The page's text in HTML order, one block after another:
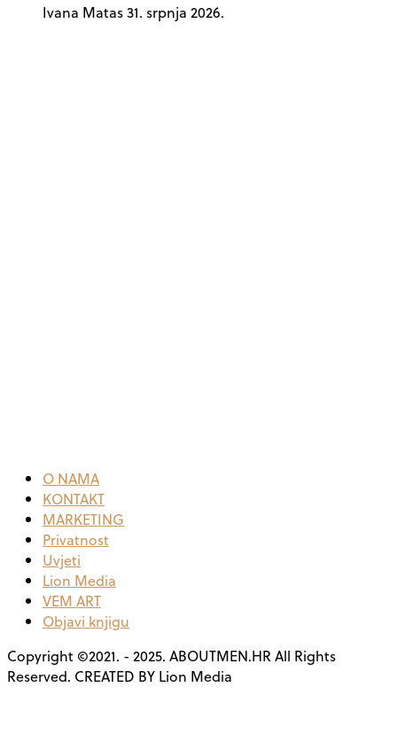
Ivana Matas31. srpnja 2026.
O NAMA
KONTAKT
MARKETING
Privatnost
Uvjeti
Lion Media
VEM ART
Objavi knjigu
Copyright ©2021. - 2025. ABOUTMEN.HR All Rights
Reserved. CREATED BY Lion Media